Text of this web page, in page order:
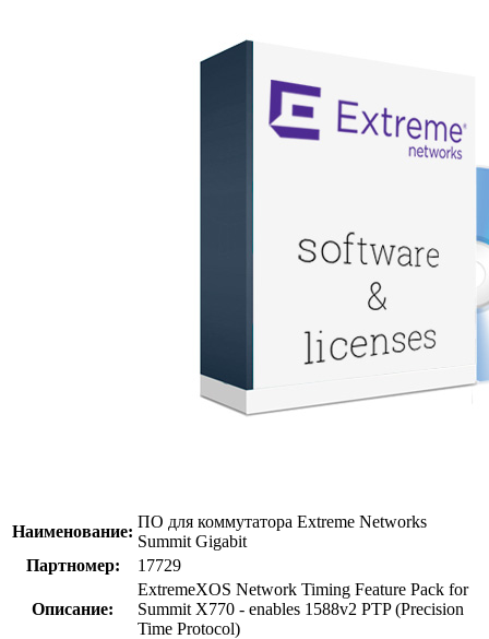
Наименование:
ПО для коммутатора Extreme Networks
Summit Gigabit
Партномер:
17729
Описание:
ExtremeXOS Network Timing Feature Pack for
Summit X770 - enables 1588v2 PTP (Precision
Time Protocol)